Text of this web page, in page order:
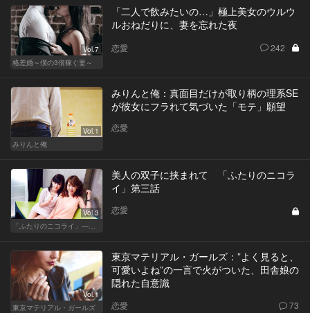
Vol.7
格差婚～僕の3倍稼ぐ妻～
「二人で飲みたいの…」極上美女のウルウ
ルおねだりに、妻を忘れた夜
恋愛 242
Vol.1
みりんと俺
みりんと俺：真面目だけが取り柄の理系SE
が彼女にフラれて気づいた「モテ」願望
恋愛
Vol.3
「ふたりのニコライ」―作家・柴崎竜人の恋愛ストーリー
美人の双子に挟まれて 「ふたりのニコラ
イ」第三話
恋愛
Vol.1
東京マテリアル・ガールズ
東京マテリアル・ガールズ：”よく見ると、
可愛いよね”の一言で火がついた、田舎娘の
隠れた自意識
恋愛 73